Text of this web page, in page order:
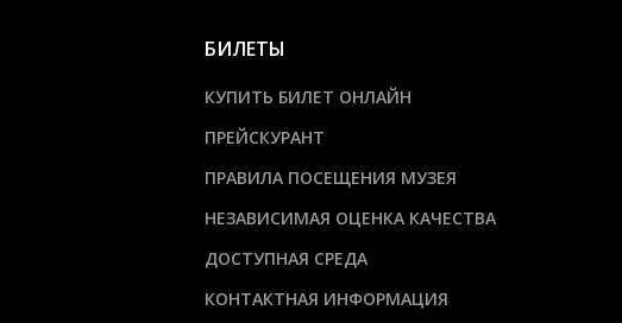
БИЛЕТЫ
КУПИТЬ БИЛЕТ ОНЛАЙН
ПРЕЙСКУРАНТ
ПРАВИЛА ПОСЕЩЕНИЯ МУЗЕЯ
НЕЗАВИСИМАЯ ОЦЕНКА КАЧЕСТВА
ДОСТУПНАЯ СРЕДА
КОНТАКТНАЯ ИНФОРМАЦИЯ